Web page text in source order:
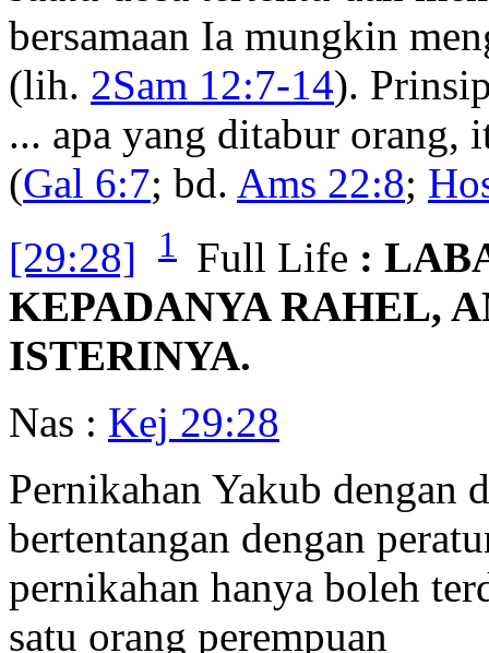
bersamaan Ia mungkin
(lih. 2Sam 12:7-14).
... apa yang ditabur orang,
(Gal 6:7; bd. Ams 22:8;
[29:28]
1 Full Life :
KEPADANYA RAHEL,
ISTERINYA.
Nas : Kej 29:28
Pernikahan Yakub dengan
bertentangan dengan
pernikahan hanya boleh
satu orang perempuan